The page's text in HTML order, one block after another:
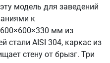
модель для заведений
к
мм из
стали AISI 304, каркас из
стену от брызг. Три